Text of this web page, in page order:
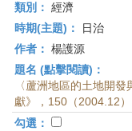
類別： 經濟
時期(主題)：
日治
作者： 楊護源
題名 (點擊閱讀)：
〈蘆洲地區的土地開
獻》，150（2004.12）
勾選：